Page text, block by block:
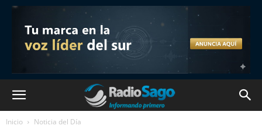
Inicio Noticia del Día